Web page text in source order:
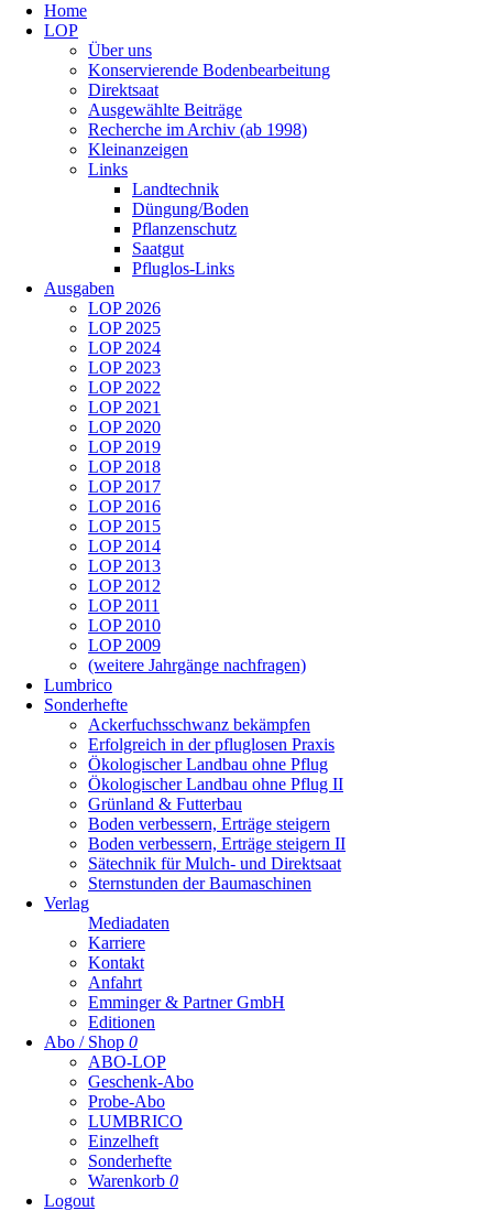
überspringen
Home
LOP
Über uns
Konservierende Bodenbearbeitung
Direktsaat
Ausgewählte Beiträge
Recherche im Archiv (ab 1998)
Kleinanzeigen
Links
Landtechnik
Düngung/Boden
Pflanzenschutz
Saatgut
Pfluglos-Links
Ausgaben
LOP 2026
LOP 2025
LOP 2024
LOP 2023
LOP 2022
LOP 2021
LOP 2020
LOP 2019
LOP 2018
LOP 2017
LOP 2016
LOP 2015
LOP 2014
LOP 2013
LOP 2012
LOP 2011
LOP 2010
LOP 2009
(weitere Jahrgänge nachfragen)
Lumbrico
Sonderhefte
Ackerfuchsschwanz bekämpfen
Erfolgreich in der pfluglosen Praxis
Ökologischer Landbau ohne Pflug
Ökologischer Landbau ohne Pflug II
Grünland & Futterbau
Boden verbessern, Erträge steigern
Boden verbessern, Erträge steigern II
Sätechnik für Mulch- und Direktsaat
Sternstunden der Baumaschinen
Verlag
Mediadaten
Karriere
Kontakt
Anfahrt
Emminger & Partner GmbH
Editionen
Abo / Shop 0
ABO-LOP
Geschenk-Abo
Probe-Abo
LUMBRICO
Einzelheft
Sonderhefte
Warenkorb 0
Logout